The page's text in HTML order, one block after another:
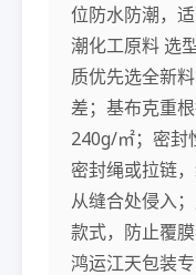
位防水防潮，
潮化工原料 选
质优先选全新
差；基布克重
240g/㎡；密封
密封绳或拉链
从缝合处侵入
款式，防止覆
鸿运江天包装